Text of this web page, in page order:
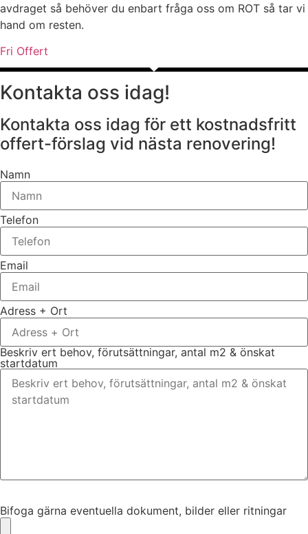
avdraget så behöver du enbart fråga oss om ROT så tar vi
hand om resten.
Fri Offert
Kontakta oss idag!
Kontakta oss idag för ett kostnadsfritt
offert-förslag vid nästa renovering!
Namn
Telefon
Email
Adress + Ort
Beskriv ert behov, förutsättningar, antal m2 & önskat
startdatum
Bifoga gärna eventuella dokument, bilder eller ritningar